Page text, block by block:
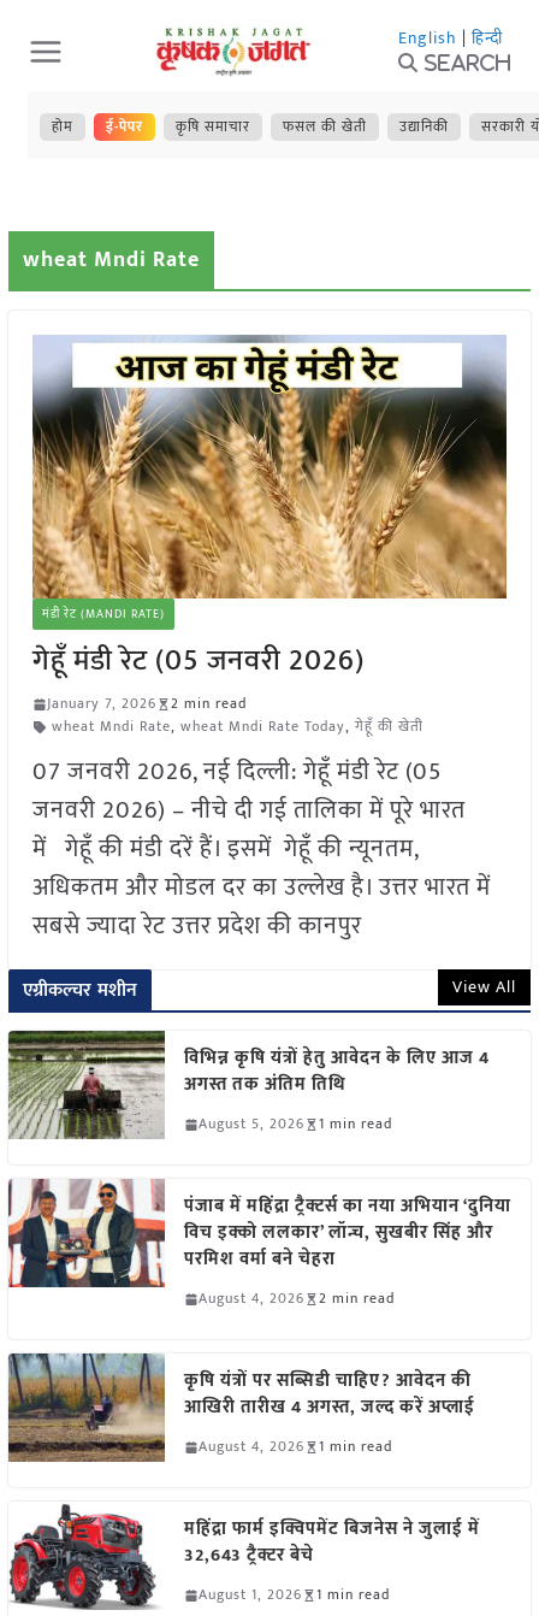
Skip
to
content
English | हिन्दी
Search
होम ई-पेपर कृषि समाचार फसल की खेती उद्यानिकी सरकारी
wheat Mndi Rate
मंडी रेट (MANDI RATE)
गेहूँ मंडी रेट (05 जनवरी 2026)
January 7, 2026
2 min read
wheat Mndi Rate, wheat Mndi Rate Today, गेहूँ की खेती
07 जनवरी 2026, नई दिल्ली: गेहूँ मंडी रेट (05
जनवरी 2026) – नीचे दी गई तालिका में पूरे भारत
में गेहूँ की मंडी दरें हैं। इसमें गेहूँ की न्यूनतम,
अधिकतम और मोडल दर का उल्लेख है। उत्तर भारत में
सबसे ज्यादा रेट उत्तर प्रदेश की कानपुर
एग्रीकल्चर मशीन View All
विभिन्न कृषि यंत्रों हेतु आवेदन के लिए आज 4
अगस्त तक अंतिम तिथि
August 5, 2026 1 min read
पंजाब में महिंद्रा ट्रैक्टर्स का नया अभियान ‘दुनिया
विच इक्को ललकार’ लॉन्च, सुखबीर सिंह और
परमिश वर्मा बने चेहरा
August 4, 2026 2 min read
कृषि यंत्रों पर सब्सिडी चाहिए? आवेदन की
आखिरी तारीख 4 अगस्त, जल्द करें अप्लाई
August 4, 2026 1 min read
महिंद्रा फार्म इक्विपमेंट बिजनेस ने जुलाई में
32,643 ट्रैक्टर बेचे
August 1, 2026 1 min read